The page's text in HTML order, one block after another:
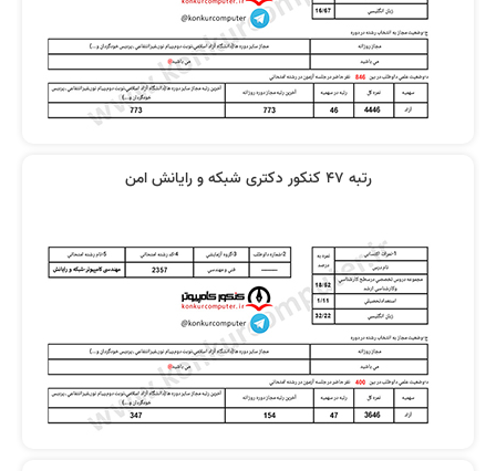
رتبه 47 کنکور دکتری شبکه و رایانش امن